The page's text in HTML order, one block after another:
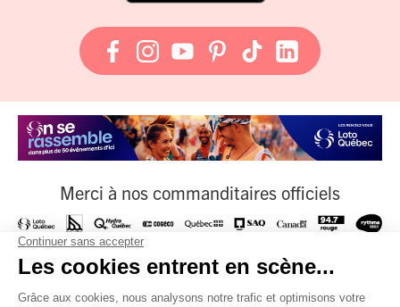
Merci à nos commanditaires officiels
À nos fournisseurs officiels